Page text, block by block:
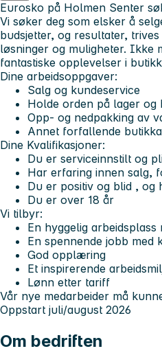
Eurosko på Holmen Senter
Vi søker deg som elsker å
budsjetter, og resultater,
løsninger og muligheter. Ikke
fantastiske opplevelser i
Dine arbeidsoppgaver:
Salg og kundeservice
Holde orden på lager og
Opp- og nedpakking av
Annet forfallende
Dine Kvalifikasjoner:
Du er serviceinnstilt og
Har erfaring innen salg,
Du er positiv og blid , og
Du er over 18 år
Vi tilbyr:
En hyggelig
En spennende jobb med
God opplæring
Et inspirerende
Lønn etter tariff
Vår nye medarbeider må
Oppstart juli/august 2026
Om bedriften